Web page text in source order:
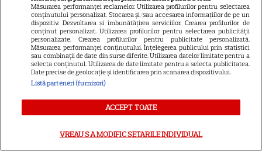
Cum se face cafeaua la presa
franceză – cum funcționează
și care sunt avantajele
ALTE ARTICOLE
Măsurarea performanței reclamelor. Utilizarea profilurilor pentru selectarea
conținutului personalizat. Stocarea și/sau accesarea informațiilor de pe un
dispozitiv. Dezvoltarea și îmbunătățirea serviciilor. Crearea profilurilor de
conținut personalizat. Utilizarea profilurilor pentru selectarea publicității
personalizate. Crearea profilurilor pentru publicitate personalizată.
Măsurarea performanței conținutului. Înțelegerea publicului prin statistici
sau combinații de date din surse diferite. Utilizarea datelor limitate pentru a
selecta conținutul. Utilizarea de date limitate pentru a selecta publicitatea.
Date precise de geolocație și identificarea prin scanarea dispozitivului.
Listă parteneri (furnizori)
ACCEPT TOATE
VREAU SA MODIFIC SETARILE INDIVIDUAL